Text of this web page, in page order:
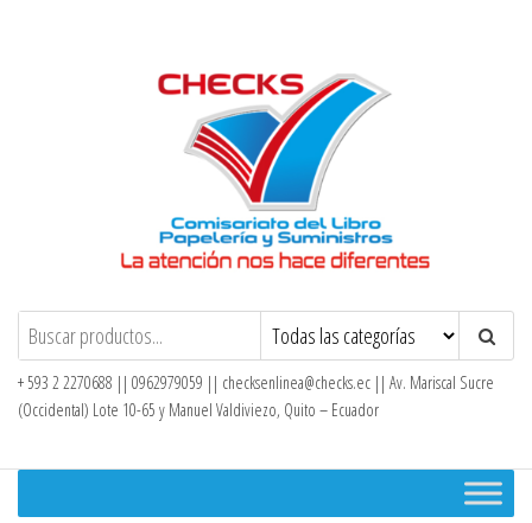
Checks – Tienda en Línea
+ 593 2 2270688 || 0962979059 || checksenlinea@checks.ec || Av. Mariscal Sucre
(Occidental) Lote 10-65 y Manuel Valdiviezo, Quito – Ecuador